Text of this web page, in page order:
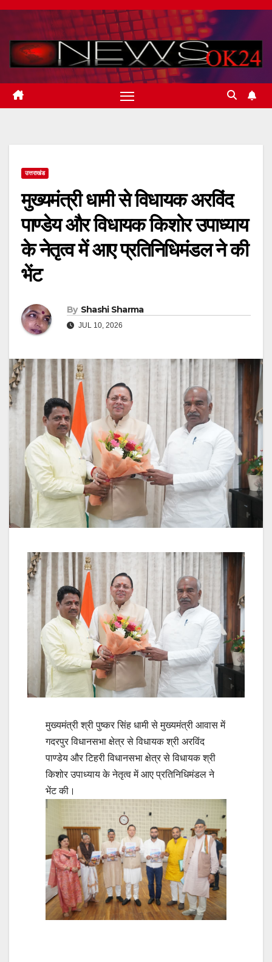
Skip
content
उत्तराखंड
मुख्यमंत्री धामी से विधायक अरविंद
पाण्डेय और विधायक किशोर उपाध्याय
के नेतृत्व में आए प्रतिनिधिमंडल ने की
भेंट
By Shashi Sharma
JUL 10, 2026
मुख्यमंत्री श्री पुष्कर सिंह धामी से मुख्यमंत्री आवास में
गदरपुर विधानसभा क्षेत्र से विधायक श्री अरविंद
पाण्डेय और टिहरी विधानसभा क्षेत्र से विधायक श्री
किशोर उपाध्याय के नेतृत्व में आए प्रतिनिधिमंडल ने
भेंट की।